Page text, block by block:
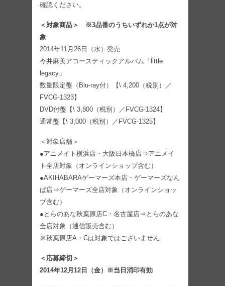
確認ください。
＜対象商品＞ ※3品番のうちいずれか1点が対
象
2014年11月26日（水）発売
今井麻美アコースティックアルバム「little
legacy」
数量限定盤（Blu-ray付）【\ 4,200（税別）／
FVCG-1323】
DVD付盤【\ 3,800（税別）／FVCG-1324】
通常盤【\ 3,000（税別）／FVCG-1325】
＜対象店舗＞
●アニメイト横浜店・大阪日本橋店⇒アニメイ
ト全店対象（オンラインショップ含む）
●AKIHABARAゲーマーズ本店・ゲーマーズなん
ば店⇒ゲーマーズ全店対象（オンラインショッ
プ含む）
●とらのあな秋葉原店C・名古屋店⇒とらのあな
全店対象（通信販売含む）
※秋葉原店A・Cは対象ではございません
＜応募締切＞
2014年12月12日（金）※当日消印有効